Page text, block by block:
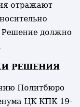
отражают
должно
РЕШЕНИЯ
Политбюро
ЦК КПК 19-